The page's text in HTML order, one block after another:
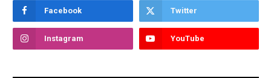
Facebook Twitter
Instagram YouTube